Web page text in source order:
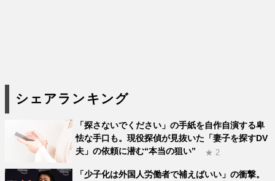
シェアランキング
「探さないでください」の手紙を自作自演する卑
怯な手口も。現役探偵が見抜いた「妻子を探すDV
夫」の依頼に潜む“本当の狙い”
★ 2
「少子化は外国人労働者で補えばいい」の衝撃。